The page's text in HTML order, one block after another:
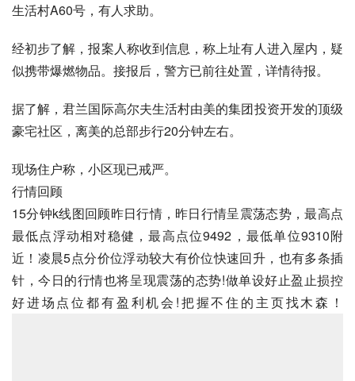
生活村A60号，有人求助。
经初步了解，报案人称收到信息，称上址有人进入屋内，疑
似携带爆燃物品。接报后，警方已前往处置，详情待报。
据了解，君兰国际高尔夫生活村由美的集团投资开发的顶级
豪宅社区，离美的总部步行20分钟左右。
现场住户称，小区现已戒严。
行情回顾
15分钟k线图回顾昨日行情，昨日行情呈震荡态势，最高点
最低点浮动相对稳健，最高点位9492，最低单位9310附
近！凌晨5点分价位浮动较大有价位快速回升，也有多条插
针，今日的行情也将呈现震荡的态势!做单设好止盈止损控
好进场点位都有盈利机会!把握不住的主页找木森！